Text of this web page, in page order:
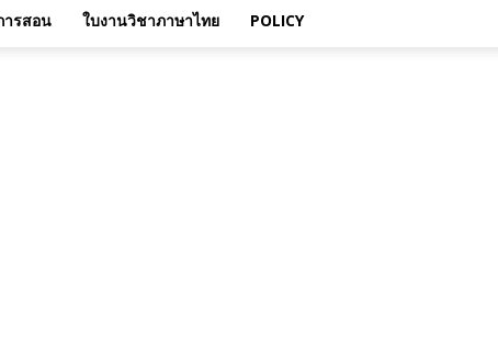
ารสอน ใบงานวิชาภาษาไทย POLICY